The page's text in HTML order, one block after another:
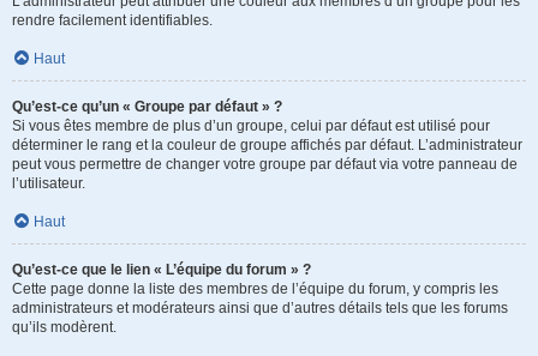
rendre facilement identifiables.
Haut
Qu’est-ce qu’un « Groupe par défaut » ?
Si vous êtes membre de plus d’un groupe, celui par défaut est utilisé pour
déterminer le rang et la couleur de groupe affichés par défaut. L’administrateur
peut vous permettre de changer votre groupe par défaut via votre panneau de
l’utilisateur.
Haut
Qu’est-ce que le lien « L’équipe du forum » ?
Cette page donne la liste des membres de l’équipe du forum, y compris les
administrateurs et modérateurs ainsi que d’autres détails tels que les forums
qu’ils modèrent.